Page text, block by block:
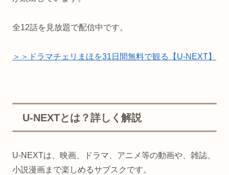
全12話を見放題で配信中です。
＞＞ドラマチェリまほを31日間無料で観る【U-NEXT】
U-NEXTとは？詳しく解説
U-NEXTは、映画、ドラマ、アニメ等の動画や、雑誌、
小説漫画まで楽しめるサブスクです。